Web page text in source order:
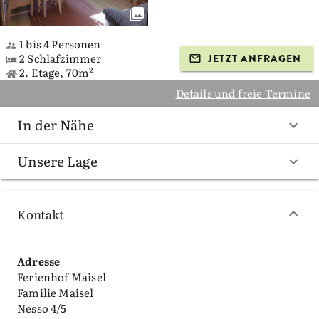
1 bis 4 Personen
2 Schlafzimmer
2. Etage, 70m²
JETZT ANFRAGEN
Details und freie Termine
In der Nähe
Unsere Lage
Kontakt
Adresse
Ferienhof Maisel
Familie Maisel
Nesso 4/5